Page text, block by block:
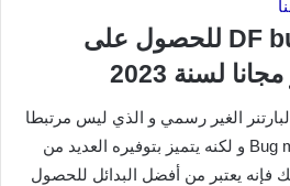
تطبيق DF bug me not للحصول على
لسنة 2023
يعد تطبيق DF BugMeNot البارتنر الغير رسمي و الذي ليس مرتبطا
بشكل كامل مع موقع Bug me not و لكنه يتميز بتوفيره العديد من
فإنه يعتبر من أفضل البدائل للحصول